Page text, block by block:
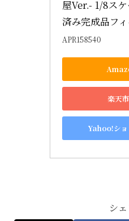
屋Ver.- 1/8ス
済み完成品フ
APR158540
楽天
Yahoo!ショ
シ